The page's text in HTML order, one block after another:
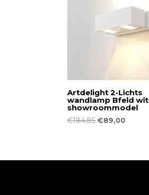
Artdelight 2-Lichts
wandlamp Bfeld wit
showroommodel
€184,85Oorspronkelijke
€89,00Huidige